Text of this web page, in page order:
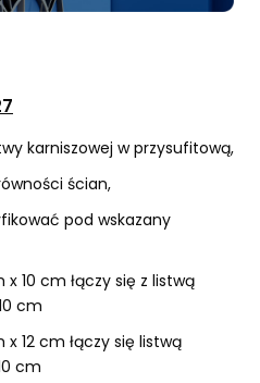
karniszowej w przysufitową,
ścian,
pod wskazany
x 10 cm łączy się z listwą
cm
x 12 cm łączy się listwą
cm